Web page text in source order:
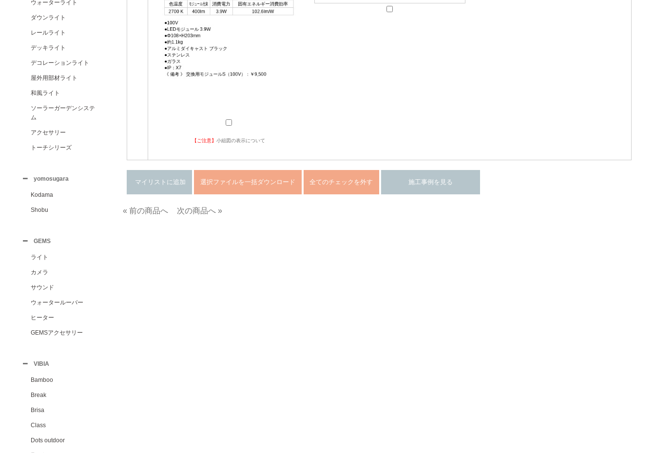
ウォーターライト
ダウンライト
レールライト
デッキライト
デコレーションライト
屋外用部材ライト
和風ライト
ソーラーガーデンシステ
ム
アクセサリー
トーチシリーズ
yomosugara
Kodama
Shobu
GEMS
ライト
カメラ
サウンド
ウォータールーバー
ヒーター
GEMSアクセサリー
VIBIA
Bamboo
Break
Brisa
Class
Dots outdoor
【ご注意】小組図の表示について
« 前の商品へ 次の商品へ »